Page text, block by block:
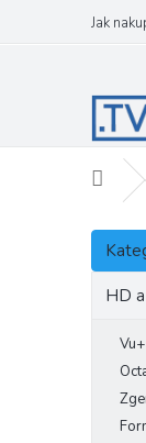
obsah
Jak
Domů
P
s
Přeskočit
HD
Vu+